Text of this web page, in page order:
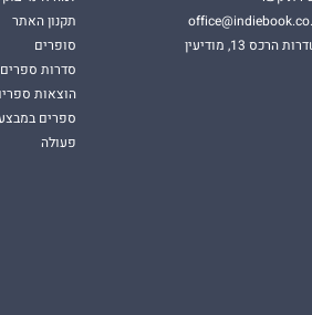
הרכס 13, מודיעין
תקנון האתר
סופרים
סדרות ספרים
הוצאות
ספרים
פעולה